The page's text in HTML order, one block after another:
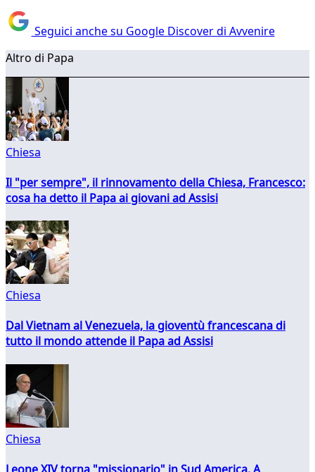
Seguici anche su Google Discover di Avvenire
Altro di Papa
Chiesa
Il "per sempre", il rinnovamento della Chiesa, Francesco:
cosa ha detto il Papa ai giovani ad Assisi
Chiesa
Dal Vietnam al Venezuela, la gioventù francescana di
tutto il mondo attende il Papa ad Assisi
Chiesa